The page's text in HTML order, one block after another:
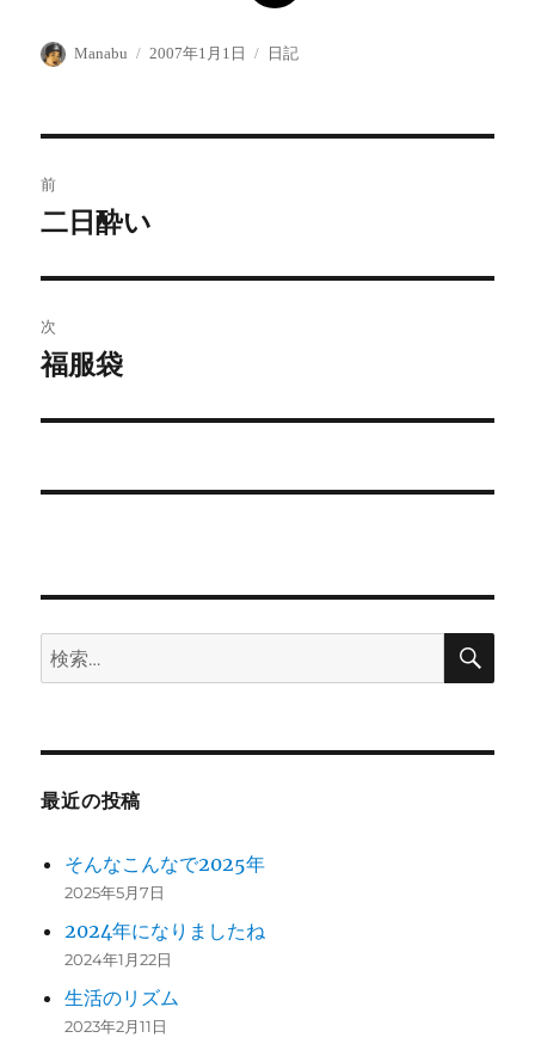
投
Manabu
投
2007年1月1日
カ
日記
稿
ビ
ゲ
ー
前
前
投
稿:
二日酔い
次
次
投
福服袋
検
索:
検
最近の投稿
そんなこんなで2025年
2025年5月7日
2024年になりましたね
2024年1月22日
生活のリズム
2023年2月11日